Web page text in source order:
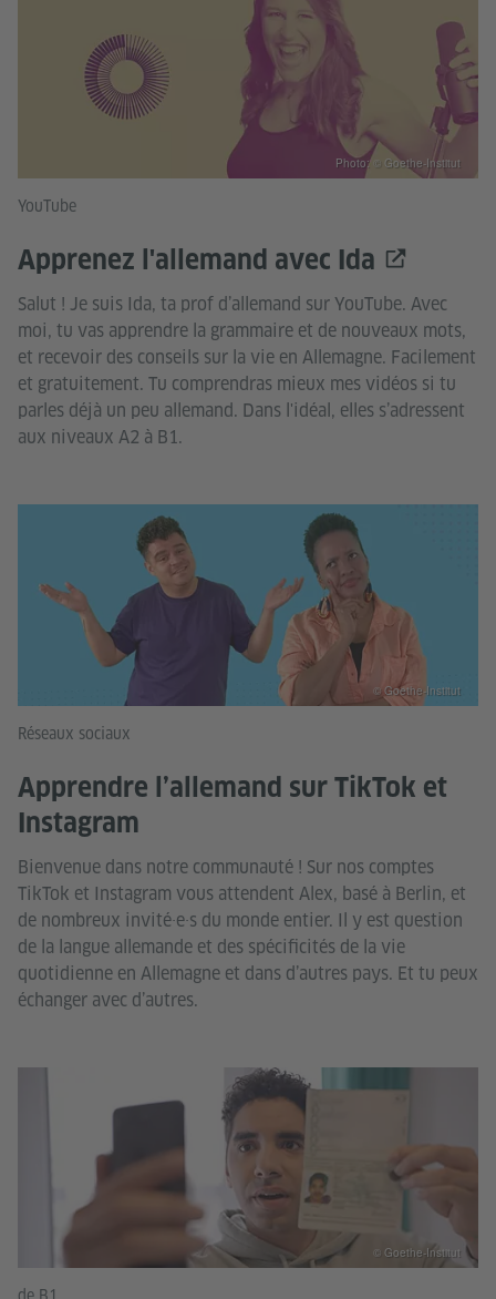
YouTube
Apprenez l'allemand avec Ida
Salut ! Je suis Ida, ta prof d’allemand sur YouTube. Avec
moi, tu vas apprendre la grammaire et de nouveaux mots,
et recevoir des conseils sur la vie en Allemagne. Facilement
et gratuitement. Tu comprendras mieux mes vidéos si tu
parles déjà un peu allemand. Dans l'idéal, elles s’adressent
aux niveaux A2 à B1.
Photo: © Goethe-Institut
Réseaux sociaux
Apprendre l’allemand sur TikTok et
Instagram
Bienvenue dans notre communauté ! Sur nos comptes
TikTok et Instagram vous attendent Alex, basé à Berlin, et
de nombreux invité·e·s du monde entier. Il y est question
de la langue allemande et des spécificités de la vie
quotidienne en Allemagne et dans d’autres pays. Et tu peux
échanger avec d’autres.
© Goethe-Institut
© Goethe-Institut